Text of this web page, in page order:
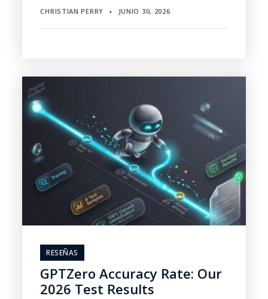
CHRISTIAN PERRY ▪ JUNIO 30, 2026
RESEÑAS
GPTZero Accuracy Rate: Our
2026 Test Results